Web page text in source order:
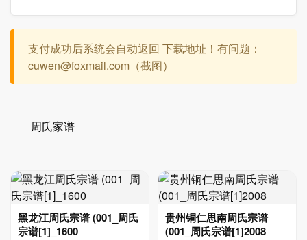
支付成功后系统会自动返回 下载地址！有问题：
cuwen@foxmail.com（截图）
周氏家谱
黑龙江周氏宗谱 (001_周氏
宗谱[1]_1600
贵州铜仁思南周氏宗谱
(001_周氏宗谱[1]2008